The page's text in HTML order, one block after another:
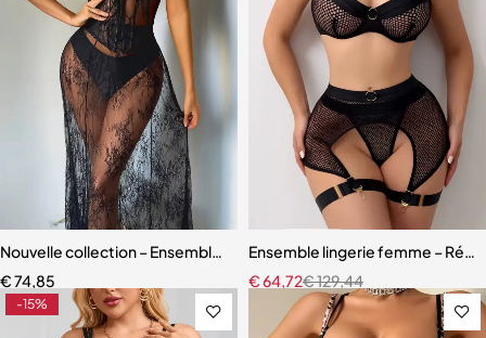
Nouvelle collection – Ensemble lingerie 3 pièces élégant et moderne
€74,85
Ensemble lingerie femme –
€129,44
€64,72
-15%